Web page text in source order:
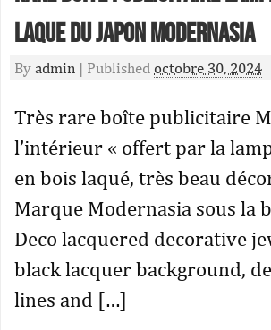
Laque du Japon Modernasia
By admin | Published octobre 30, 2024
Très rare boîte publicitaire
l’intérieur « offert par la
en bois laqué, très beau
Marque Modernasia sous la
Deco lacquered decorative
black lacquer background,
lines and […]